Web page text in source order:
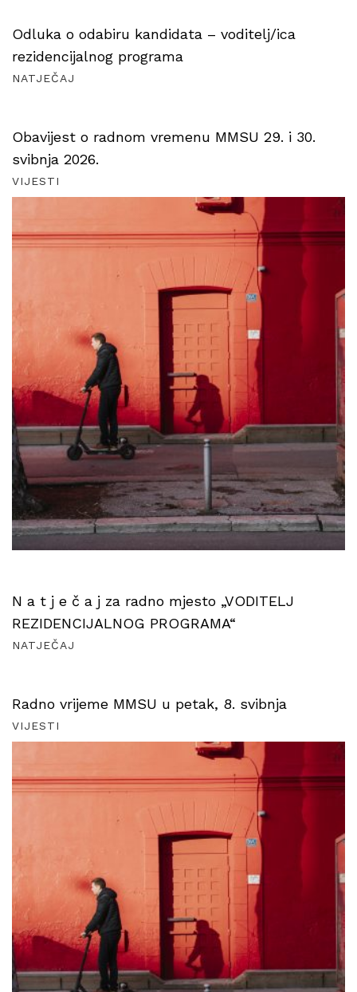
Odluka o odabiru kandidata – voditelj/ica
rezidencijalnog programa
NATJEČAJ
Obavijest o radnom vremenu MMSU 29. i 30.
svibnja 2026.
VIJESTI
N a t j e č a j za radno mjesto „VODITELJ
REZIDENCIJALNOG PROGRAMA“
NATJEČAJ
Radno vrijeme MMSU u petak, 8. svibnja
VIJESTI